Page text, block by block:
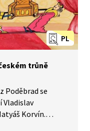
PL
trůně
Poděbrad se
Vladislav
Korvín.